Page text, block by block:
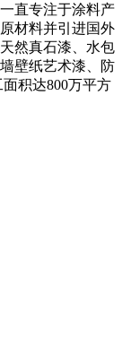
直专注于涂料产
材料并引进国外
然真石漆、水包
壁纸艺术漆、防
积达800万平方